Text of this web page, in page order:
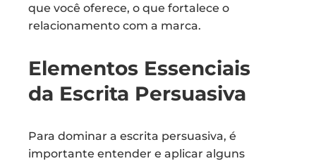
que você oferece, o que fortalece o
relacionamento com a marca.
Elementos Essenciais
da Escrita Persuasiva
Para dominar a escrita persuasiva, é
importante entender e aplicar alguns